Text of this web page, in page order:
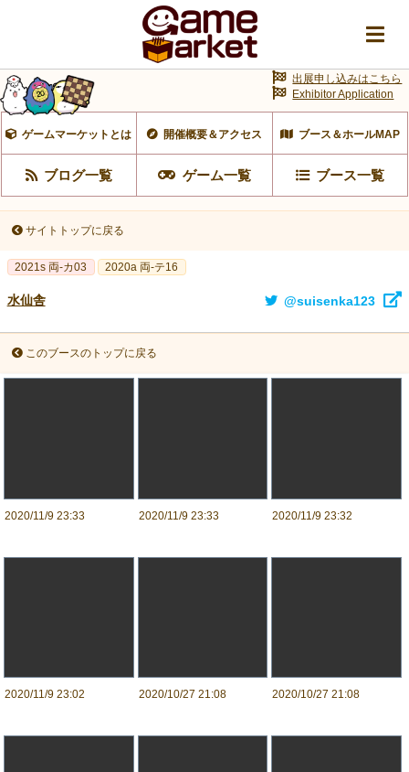
ゲームマーケットとは 開催概要＆アクセス ブース＆ホールMAP
ブログ一覧 ゲーム一覧 ブース一覧
出展申し込みはこちら
Exhibitor Application
サイトトップに戻る
2021s 両-カ03 2020a 両-テ16
水仙舎 @suisenka123
このブースのトップに戻る
2020/11/9 23:33 2020/11/9 23:33 2020/11/9 23:32
2020/11/9 23:02 2020/10/27 21:08 2020/10/27 21:08